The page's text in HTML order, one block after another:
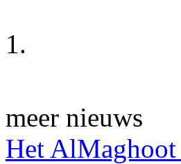
1.
meer nieuws
Het